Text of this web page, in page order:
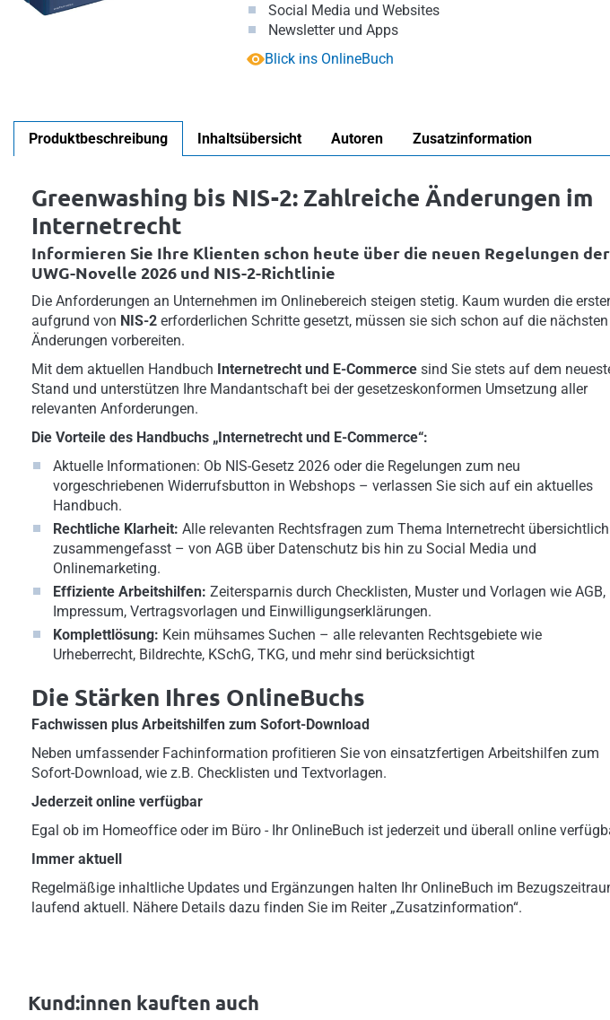
Social Media und Websites
Newsletter und Apps
Blick ins OnlineBuch
Produktbeschreibung Inhaltsübersicht Autoren Zusatzinformation
Greenwashing bis NIS-2: Zahlreiche Änderungen im
Internetrecht
Informieren Sie Ihre Klienten schon heute über die neuen Regelungen der
UWG-Novelle 2026 und NIS-2-Richtlinie
Die Anforderungen an Unternehmen im Onlinebereich steigen stetig. Kaum wurden die
aufgrund von NIS-2 erforderlichen Schritte gesetzt, müssen sie sich schon auf die nächsten
Änderungen vorbereiten.
Mit dem aktuellen Handbuch Internetrecht und E-Commerce sind Sie stets auf dem
Stand und unterstützen Ihre Mandantschaft bei der gesetzeskonformen Umsetzung aller
relevanten Anforderungen.
Die Vorteile des Handbuchs „Internetrecht und E-Commerce“:
Aktuelle Informationen: Ob NIS-Gesetz 2026 oder die Regelungen zum neu
vorgeschriebenen Widerrufsbutton in Webshops – verlassen Sie sich auf ein aktuelles
Handbuch.
Rechtliche Klarheit: Alle relevanten Rechtsfragen zum Thema Internetrecht übersichtlich
zusammengefasst – von AGB über Datenschutz bis hin zu Social Media und
Onlinemarketing.
Effiziente Arbeitshilfen: Zeitersparnis durch Checklisten, Muster und Vorlagen wie AGB,
Impressum, Vertragsvorlagen und Einwilligungserklärungen.
Komplettlösung: Kein mühsames Suchen – alle relevanten Rechtsgebiete wie
Urheberrecht, Bildrechte, KSchG, TKG, und mehr sind berücksichtigt
Die Stärken Ihres OnlineBuchs
Fachwissen plus Arbeitshilfen zum Sofort-Download
Neben umfassender Fachinformation profitieren Sie von einsatzfertigen Arbeitshilfen zum
Sofort-Download, wie z.B. Checklisten und Textvorlagen.
Jederzeit online verfügbar
Egal ob im Homeoffice oder im Büro - Ihr OnlineBuch ist jederzeit und überall online
Immer aktuell
Regelmäßige inhaltliche Updates und Ergänzungen halten Ihr OnlineBuch im
laufend aktuell. Nähere Details dazu finden Sie im Reiter „Zusatzinformation“.
Kund:innen kauften auch